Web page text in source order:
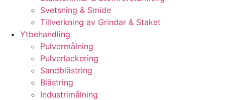
Svetsning & Smide
Tillverkning av Grindar & Staket
Ytbehandling
Pulvermålning
Pulverlackering
Sandblästring
Blästring
Industrimålning